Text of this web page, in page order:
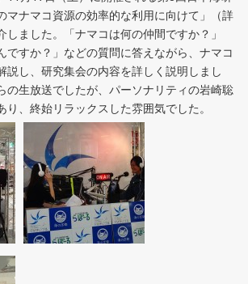
マナマコ資源の効率的な利用に向けて」（詳
しました。「ナマコは何の仲間ですか？」
ですか？」などの質問に答えながら、ナマコ
説し、研究集会の内容を詳しく説明しまし
の生放送でしたが、パーソナリティの岩崎聡
り、終始リラックスした雰囲気でした。